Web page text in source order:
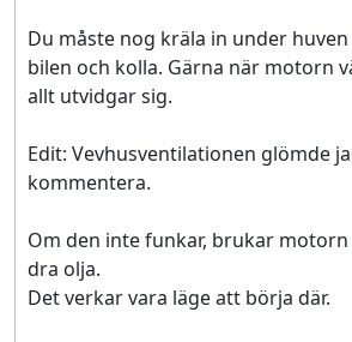
Du måste nog kräla in under
bilen och kolla. Gärna när motorn
allt utvidgar sig.
Edit: Vevhusventilationen glömde
kommentera.
Om den inte funkar, brukar
dra olja.
Det verkar vara läge att börja där.